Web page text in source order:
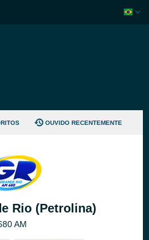
OUVIDO RECENTEMENTE
Rio (Petrolina)
AM